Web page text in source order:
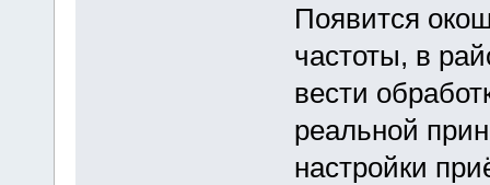
Появится
частоты, в
вести
реальной
настройки